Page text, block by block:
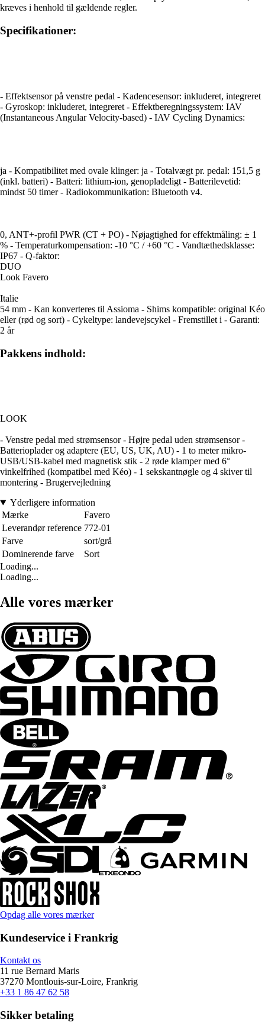
kræves i henhold til gældende regler.
Specifikationer:
- Effektsensor på venstre pedal - Kadencesensor: inkluderet, integreret
- Gyroskop: inkluderet, integreret - Effektberegningssystem: IAV
(Instantaneous Angular Velocity-based) - IAV Cycling Dynamics:
ja - Kompatibilitet med ovale klinger: ja - Totalvægt pr. pedal: 151,5 g
(inkl. batteri) - Batteri: lithium-ion, genopladeligt - Batterilevetid:
mindst 50 timer - Radiokommunikation: Bluetooth v4.
0, ANT+-profil PWR (CT + PO) - Nøjagtighed for effektmåling: ± 1
% - Temperaturkompensation: -10 °C / +60 °C - Vandtæthedsklasse:
IP67 - Q-faktor:
DUO
Look Favero
Italie
54 mm - Kan konverteres til Assioma - Shims kompatible: original Kéo
eller (rød og sort) - Cykeltype: landevejscykel - Fremstillet i - Garanti:
2 år
Pakkens indhold:
LOOK
- Venstre pedal med strømsensor - Højre pedal uden strømsensor -
Batterioplader og adaptere (EU, US, UK, AU) - 1 to meter mikro-
USB/USB-kabel med magnetisk stik - 2 røde klamper med 6°
vinkelfrihed (kompatibel med Kéo) - 1 sekskantnøgle og 4 skiver til
montering - Brugervejledning
Yderligere information
Mærke
Favero
Leverandør reference 772-01
Farve
sort/grå
Dominerende farve
Sort
Loading...
Loading...
Alle vores mærker
Opdag alle vores mærker
Kundeservice i Frankrig
Kontakt os
11 rue Bernard Maris
37270 Montlouis-sur-Loire, Frankrig
+33 1 86 47 62 58
Sikker betaling